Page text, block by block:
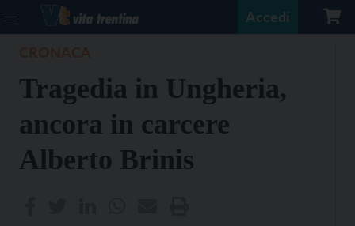
Accedi
Tragedia in Ungheria,
ancora in carcere
Alberto Brinis